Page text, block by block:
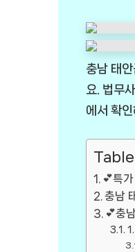
충남 태
요. 법무
에서 확인
💕특
충남
💕충